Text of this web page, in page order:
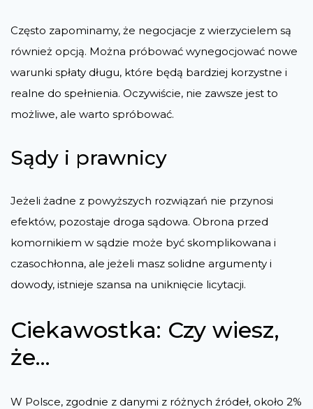
Często zapominamy, że negocjacje z wierzycielem są
również opcją. Można próbować wynegocjować nowe
warunki spłaty długu, które będą bardziej korzystne i
realne do spełnienia. Oczywiście, nie zawsze jest to
możliwe, ale warto spróbować.
Sądy i prawnicy
Jeżeli żadne z powyższych rozwiązań nie przynosi
efektów, pozostaje droga sądowa. Obrona przed
komornikiem w sądzie może być skomplikowana i
czasochłonna, ale jeżeli masz solidne argumenty i
dowody, istnieje szansa na uniknięcie licytacji.
Ciekawostka: Czy wiesz,
że...
W Polsce, zgodnie z danymi z różnych źródeł, około 2%